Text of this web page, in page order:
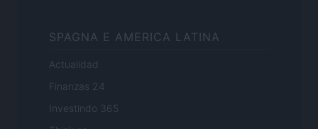
SPAGNA E AMERICA LATINA
Actualidad
Finanzas 24
Investindo 365